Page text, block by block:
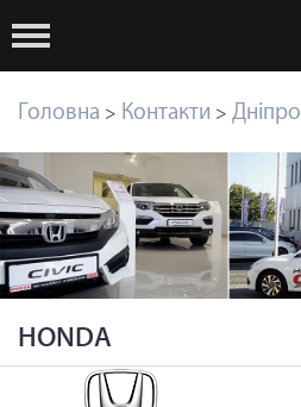
Головна > Контакти > Дніпро
HONDA